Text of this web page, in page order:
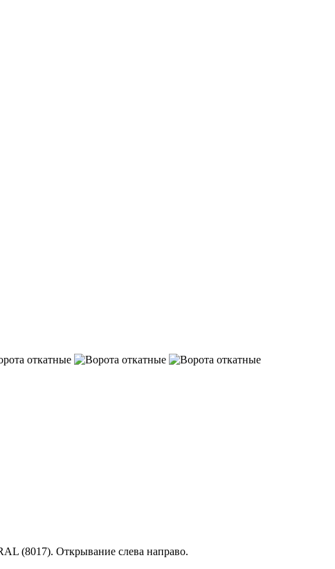
(8017). Открывание слева направо.